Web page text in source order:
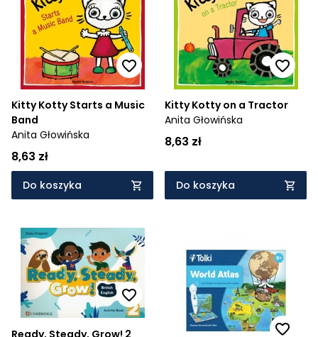
Kitty Kotty Starts a Music
Band
Anita Głowińska
8,63 zł
Do koszyka
Kitty Kotty on a Tractor
Anita Głowińska
8,63 zł
Do koszyka
Ready, Steady, Grow! 2